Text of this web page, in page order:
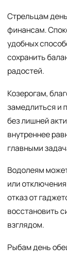
Стрельцам
финансам.
удобных
сохранить
радостей.
Козерогам,
замедлиться и
без лишней
внутреннее
главными
Водолеям
или
отказ от
восстановить
взглядом.
Рыбам день